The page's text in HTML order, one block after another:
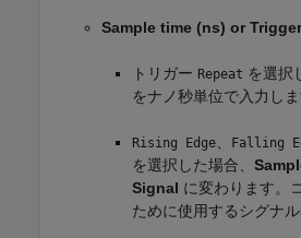
Sample time (ns) or
トリガー Repeat を選択
をナノ秒単位で入力しま
Rising Edge、 Falling
を選択した場合、
Signal に変わります。
ために使用するシグナル